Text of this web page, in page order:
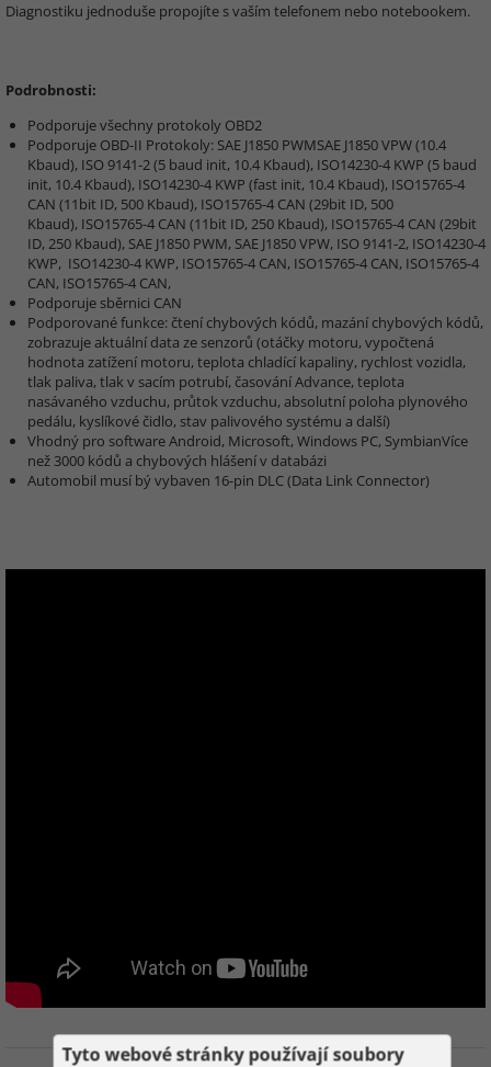
Diagnostiku jednoduše propojíte s vaším telefonem nebo notebookem.
Podrobnosti:
Podporuje všechny protokoly OBD2
Podporuje OBD-II Protokoly: SAE J1850 PWMSAE J1850 VPW (10.4
Kbaud), ISO 9141-2 (5 baud init, 10.4 Kbaud), ISO14230-4 KWP (5 baud
init, 10.4 Kbaud), ISO14230-4 KWP (fast init, 10.4 Kbaud), ISO15765-4
CAN (11bit ID, 500 Kbaud), ISO15765-4 CAN (29bit ID, 500
Kbaud), ISO15765-4 CAN (11bit ID, 250 Kbaud), ISO15765-4 CAN (29bit
ID, 250 Kbaud), SAE J1850 PWM, SAE J1850 VPW, ISO 9141-2, ISO14230-4
KWP, ISO14230-4 KWP, ISO15765-4 CAN, ISO15765-4 CAN, ISO15765-4
CAN, ISO15765-4 CAN,
Podporuje sběrnici CAN
Podporované funkce: čtení chybových kódů, mazání chybových kódů,
zobrazuje aktuální data ze senzorů (otáčky motoru, vypočtená
hodnota zatížení motoru, teplota chladící kapaliny, rychlost vozidla,
tlak paliva, tlak v sacím potrubí, časování Advance, teplota
nasávaného vzduchu, průtok vzduchu, absolutní poloha plynového
pedálu, kyslíkové čidlo, stav palivového systému a další)
Vhodný pro software Android, Microsoft, Windows PC, SymbianVíce
než 3000 kódů a chybových hlášení v databázi
Automobil musí bý vybaven 16-pin DLC (Data Link Connector)
Tyto webové stránky používají soubory